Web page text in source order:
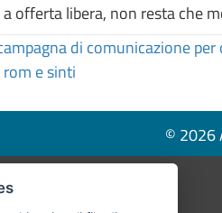
a offerta libera, non resta che
di comunicazione
e sinti
© 2026
di Comune di Bologna